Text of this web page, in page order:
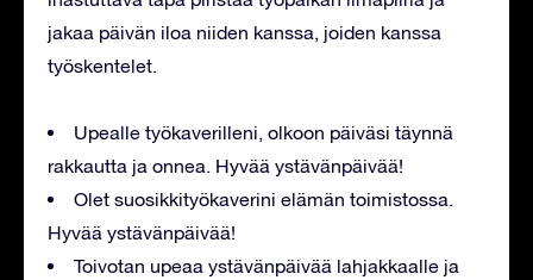
jakaa päivän iloa niiden kanssa, joiden kanssa
työskentelet.
Upealle työkaverilleni, olkoon päiväsi täynnä
rakkautta ja onnea. Hyvää ystävänpäivää!
Olet suosikkityökaverini elämän toimistossa.
Hyvää ystävänpäivää!
Toivotan upeaa ystävänpäivää lahjakkaalle ja